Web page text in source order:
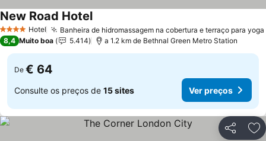
4 EstrelasHotel Banheira de hidromassagem na cobertura e terraço para yoga
New Road HotelVer preços
8,4 Muito boa 5.414 a 1.2 km de Bethnal Green Metro Station
De € 64
Consulte os preços de 15 sites Ver preços
Partilhar